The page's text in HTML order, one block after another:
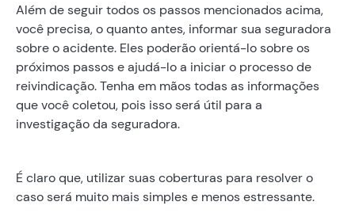
Além de seguir todos os passos mencionados acima,
você precisa, o quanto antes, informar sua seguradora
sobre o acidente. Eles poderão orientá-lo sobre os
próximos passos e ajudá-lo a iniciar o processo de
reivindicação. Tenha em mãos todas as informações
que você coletou, pois isso será útil para a
investigação da seguradora.
É claro que, utilizar suas coberturas para resolver o
caso será muito mais simples e menos estressante.